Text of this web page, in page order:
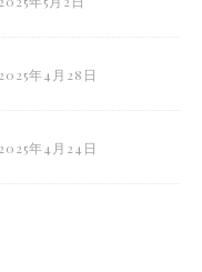
2025年4月28日
2025年4月24日